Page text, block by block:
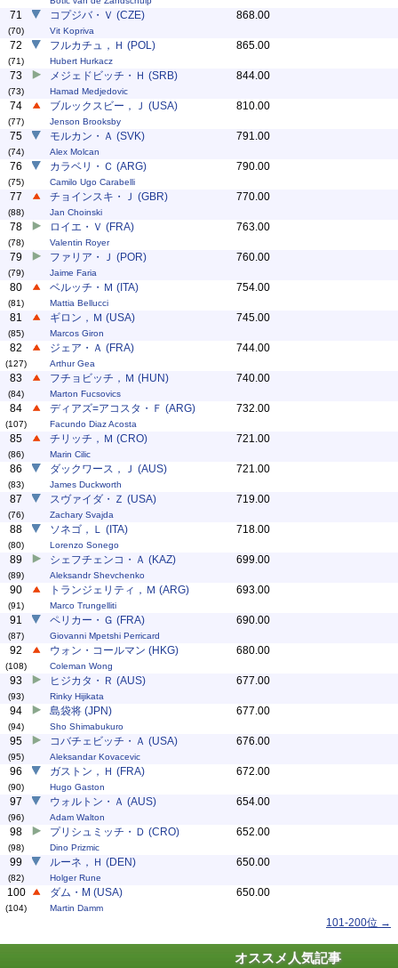
71
(70)
コプジバ・Ｖ (CZE)
Vit Kopriva
868.00
72
(71)
フルカチュ，Ｈ (POL)
Hubert Hurkacz
865.00
73
(73)
メジェドビッチ・Ｈ (SRB)
Hamad Medjedovic
844.00
74
(77)
ブルックスビー，Ｊ (USA)
Jenson Brooksby
810.00
75
(74)
モルカン・Ａ (SVK)
Alex Molcan
791.00
76
(75)
カラベリ・Ｃ (ARG)
Camilo Ugo Carabelli
790.00
77
(88)
チョインスキ・Ｊ (GBR)
Jan Choinski
770.00
78
(78)
ロイエ・Ｖ (FRA)
Valentin Royer
763.00
79
(79)
ファリア・Ｊ (POR)
Jaime Faria
760.00
80
(81)
ベルッチ・Ｍ (ITA)
Mattia Bellucci
754.00
81
(85)
ギロン，Ｍ (USA)
Marcos Giron
745.00
82
(127)
ジェア・Ａ (FRA)
Arthur Gea
744.00
83
(84)
フチョビッチ，Ｍ (HUN)
Marton Fucsovics
740.00
84
(107)
ディアズ=アコスタ・Ｆ (ARG)
Facundo Diaz Acosta
732.00
85
(86)
チリッチ，Ｍ (CRO)
Marin Cilic
721.00
86
(83)
ダックワース，Ｊ (AUS)
James Duckworth
721.00
87
(76)
スヴァイダ・Ｚ (USA)
Zachary Svajda
719.00
88
(80)
ソネゴ，Ｌ (ITA)
Lorenzo Sonego
718.00
89
(89)
シェフチェンコ・Ａ (KAZ)
Aleksandr Shevchenko
699.00
90
(91)
トランジェリティ，Ｍ (ARG)
Marco Trungelliti
693.00
91
(87)
ペリカー・Ｇ (FRA)
Giovanni Mpetshi Perricard
690.00
92
(108)
ウォン・コールマン (HKG)
Coleman Wong
680.00
93
(93)
ヒジカタ・Ｒ (AUS)
Rinky Hijikata
677.00
94
(94)
島袋将 (JPN)
Sho Shimabukuro
677.00
95
(95)
コバチェビッチ・Ａ (USA)
Aleksandar Kovacevic
676.00
96
(90)
ガストン，Ｈ (FRA)
Hugo Gaston
672.00
97
(96)
ウォルトン・Ａ (AUS)
Adam Walton
654.00
98
(98)
プリシュミッチ・Ｄ (CRO)
Dino Prizmic
652.00
99
(82)
ルーネ，Ｈ (DEN)
Holger Rune
650.00
100
(104)
ダム・M (USA)
Martin Damm
650.00
101-200位 →
オススメ人気記事